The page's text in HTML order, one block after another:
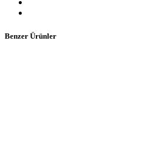
Benzer Ürünler